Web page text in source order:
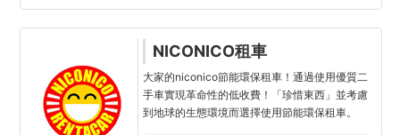
NICONICO租車
大家的niconico節能環保租車！通過使用優質二
手車實現革命性的低收費！「珍惜東西」並考慮
到地球的生態環境而選擇使用節能環保租車。